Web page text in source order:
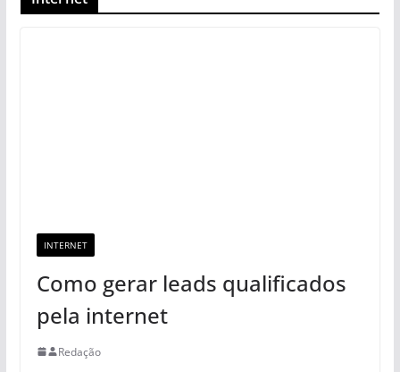
INTERNET
Como gerar leads qualificados
pela internet
Redação